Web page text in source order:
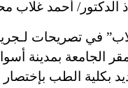
الدكتور/ أحمد
الجامعة بمدينة
بكلية الطب